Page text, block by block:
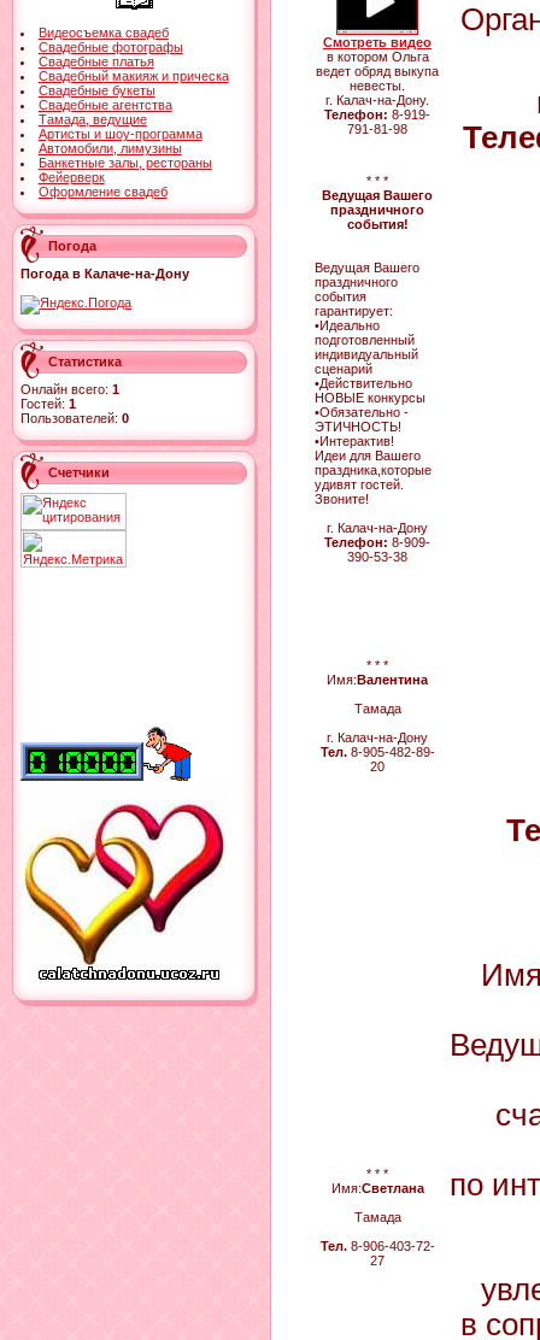
Видеосъемка свадеб
Свадебные фотографы
Свадебные платья
Свадебный макияж и прическа
Свадебные букеты
Свадебные агентства
Тамада, ведущие
Артисты и шоу-программа
Автомобили, лимузины
Банкетные залы, рестораны
Фейерверк
Оформление свадеб
Погода
Погода в Калаче-на-Дону
Статистика
Онлайн всего: 1
Гостей: 1
Пользователей: 0
Счетчики
Смотреть видео
в котором Ольга
ведет обряд выкупа
невесты.
г. Калач-на-Дону.
Телефон: 8-919-
791-81-98
* * *
Ведущая Вашего
праздничного
события!
Ведущая Вашего
праздничного
события
гарантирует:
•Идеально
подготовленный
индивидуальный
сценарий
•Действительно
НОВЫЕ конкурсы
•Обязательно -
ЭТИЧНОСТЬ!
•Интерактив!
Идеи для Вашего
праздника,которые
удивят гостей.
Звоните!
г. Калач-на-Дону
Телефон: 8-909-
390-53-38
* * *
Имя: Валентина
Тамада
г. Калач-на-Дону
Тел.8-905-482-89-
20
* * *
Имя:Светлана
Тамада
Тел.8-906-403-72-
27
по
в